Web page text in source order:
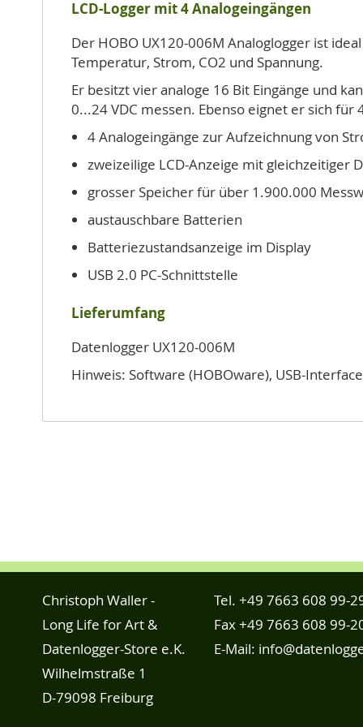
LCD-Logger mit 4 Analogeingängen
Der HOBO UX120-006M Analoglogger ist
Temperatur, Strom, CO2 und Spannung.
Er besitzt vier analoge 16 Bit Eingänge und
0...24 VDC messen. Ebenso eignet er sich
4 Analogeingänge zur Aufzeichnung von
zweizeilige LCD-Anzeige mit gleichzeitiger
grosser Speicher für über 1.900.000
austauschbare Batterien
Batteriezustandsanzeige im Display
USB 2.0 PC-Schnittstelle
Lieferumfang
Datenlogger UX120-006M
Hinweis: Software (HOBOware), USB-
Christoph Waller -
Long Life for Art &
Datenlogger-Store e.K.
Wilhelmstraße 1
D-79098 Freiburg
Tel. +49 7663 608 99-
Fax +49 7663 608 99-
E-Mail: